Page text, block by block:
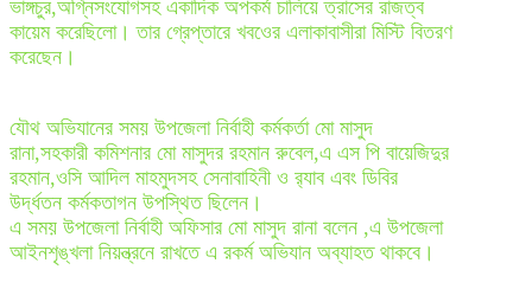
ভাঙ্গচুর,অগ্নিসংযোগসহ একাদিক অপকর্ম চালিয়ে ত্রাসের রাজত্ব
কায়েম করেছিলো। তার গ্রেপ্তারে খবওের এলাকাবাসীরা মিস্টি বিতরণ
করেছেন।
যৌথ অভিযানের সময় উপজেলা নির্বাহী কর্মকর্তা মো মাসুদ
রানা,সহকারী কমিশনার মো মাসুদর রহমান রুবেল,এ এস পি বায়েজিদুর
রহমান,ওসি আদিল মাহমুদসহ সেনাবাহিনী ও র‌্যাব এবং ডিবির
উর্দ্ধতন কর্মকতাগন উপস্থিত ছিলেন।
এ সময় উপজেলা নির্বাহী অফিসার মো মাসুদ রানা বলেন ,এ উপজেলা
আইনশৃঙ্খলা নিয়ন্ত্রনে রাখতে এ রকর্ম অভিযান অব্যাহত থাকবে।